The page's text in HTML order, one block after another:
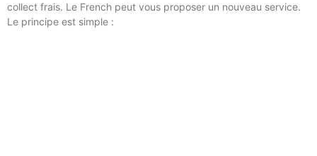
collect frais. Le French peut vous proposer un nouveau service.
Le principe est simple :